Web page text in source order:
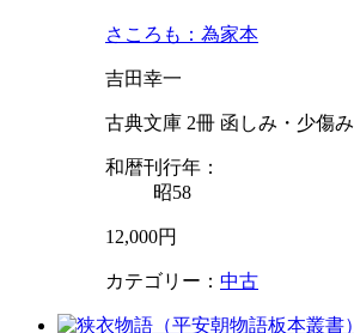
さころも：為家本
吉田幸一
古典文庫 2冊 函しみ・少傷み
和暦刊行年：
昭58
12,000円
カテゴリー： 中古